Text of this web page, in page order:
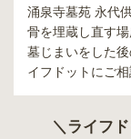
涌泉寺墓苑 永代
骨を埋蔵し直す
墓じまいをした
イフドットにご相
＼ライフ